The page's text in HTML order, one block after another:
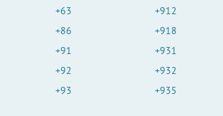
+63
+86
+91
+92
+93
+912
+918
+931
+932
+935